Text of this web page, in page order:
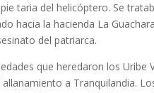
taria del helicóptero. Se
hacia la hacienda La
del patriarca.
que heredaron los
a Tranquilandia.